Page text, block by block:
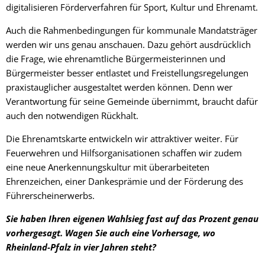
digitalisieren Förderverfahren für Sport, Kultur und Ehrenamt.
Auch die Rahmenbedingungen für kommunale Mandatsträger
werden wir uns genau anschauen. Dazu gehört ausdrücklich
die Frage, wie ehrenamtliche Bürgermeisterinnen und
Bürgermeister besser entlastet und Freistellungsregelungen
praxistauglicher ausgestaltet werden können. Denn wer
Verantwortung für seine Gemeinde übernimmt, braucht dafür
auch den notwendigen Rückhalt.
Die Ehrenamtskarte entwickeln wir attraktiver weiter. Für
Feuerwehren und Hilfsorganisationen schaffen wir zudem
eine neue Anerkennungskultur mit überarbeiteten
Ehrenzeichen, einer Dankesprämie und der Förderung des
Führerscheinerwerbs.
Sie haben Ihren eigenen Wahlsieg fast auf das Prozent genau
vorhergesagt. Wagen Sie auch eine Vorhersage, wo
Rheinland-Pfalz in vier Jahren steht?